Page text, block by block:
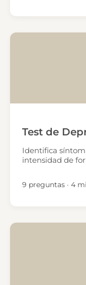
Test de
Identifica
intensidad de
9 preguntas · 4